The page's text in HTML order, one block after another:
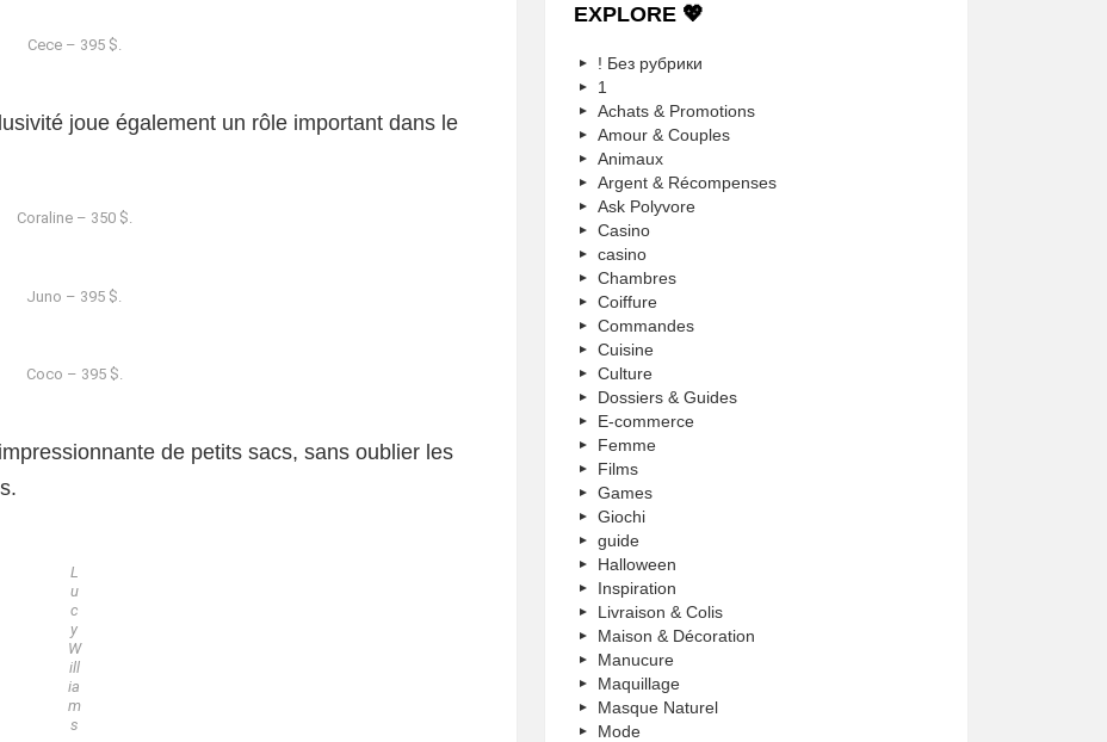
Cece – 395 $.
joue également un rôle important dans le
Coraline – 350 $.
Juno – 395 $.
Coco – 395 $.
de petits sacs, sans oublier les
L
u
c
y
W
ill
ia
m
s
EXPLORE 💖
! Без рубрики
1
Achats & Promotions
Amour & Couples
Animaux
Argent & Récompenses
Ask Polyvore
Casino
casino
Chambres
Coiffure
Commandes
Cuisine
Culture
Dossiers & Guides
E-commerce
Femme
Films
Games
Giochi
guide
Halloween
Inspiration
Livraison & Colis
Maison & Décoration
Manucure
Maquillage
Masque Naturel
Mode